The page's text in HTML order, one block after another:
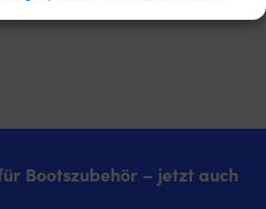
Bootszubehör – jetzt auch